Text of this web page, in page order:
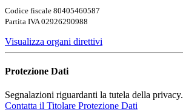
Codice fiscale 80405460587
Partita IVA 02926290988
Visualizza organi direttivi
Protezione Dati
Segnalazioni riguardanti la tutela della privacy.
Contatta il Titolare Protezione Dati